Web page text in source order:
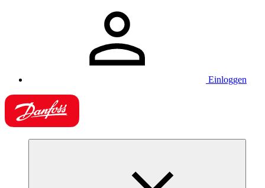
Einloggen